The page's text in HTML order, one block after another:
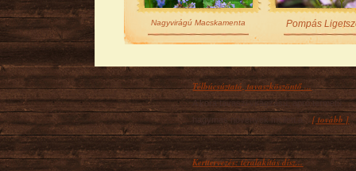
Nagyvirágú Macskamenta Pompás
Télbúcsúztató, tavaszköszöntő ...
A kora tavaszi virágzású, apró termetű
hagymás növények mellett a...[ tovább ]
Kerttervezés: téralakítás dísz...